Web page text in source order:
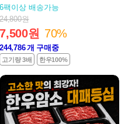
고기듬뿍 나주식 한우 고기곰
탕
6팩이상 배송가능
24,800원
7,500원 70%
244,786개 구매중
고기량 3배 한우100%